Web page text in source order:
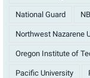
National Guard
Northwest Nazarene
Oregon Institute of
Pacific University